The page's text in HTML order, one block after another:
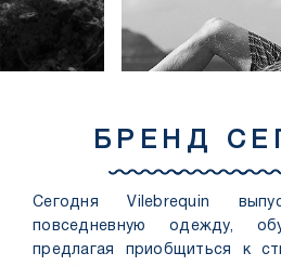
БРЕНД
Сегодня Vilebrequin
повседневную одежду,
предлагая приобщиться к